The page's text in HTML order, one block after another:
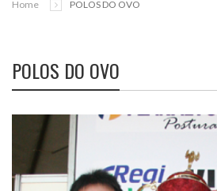
Home POLOS DO OVO
POLOS DO OVO